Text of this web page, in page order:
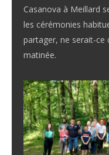
Casanova à Meillard
les cérémonies
partager, ne serait-ce
matinée.